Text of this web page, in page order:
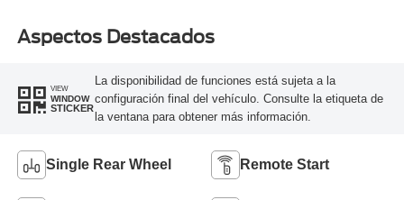
Aspectos Destacados
VIEW
WINDOW
STICKER
La disponibilidad de funciones está sujeta a la
configuración final del vehículo. Consulte la etiqueta de
la ventana para obtener más información.
Single Rear Wheel Remote Start